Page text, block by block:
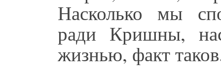
Насколько мы
ради Кришны,
жизнью, факт